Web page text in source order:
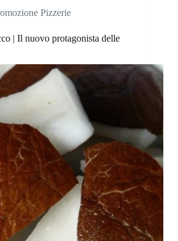
Pizzerie
| Il nuovo protagonista delle